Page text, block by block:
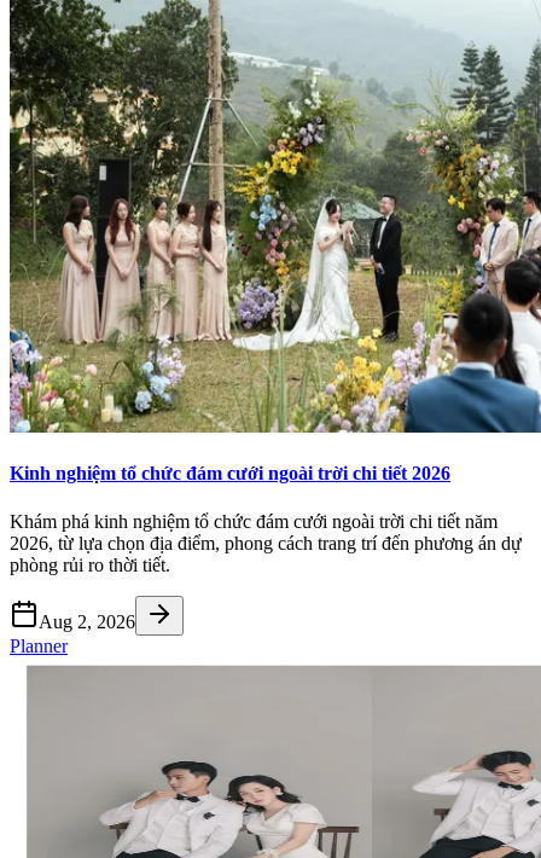
Kinh nghiệm tổ chức đám cưới ngoài trời chi tiết 2026
Khám phá kinh nghiệm tổ chức đám cưới ngoài trời chi tiết năm
2026, từ lựa chọn địa điểm, phong cách trang trí đến phương án dự
phòng rủi ro thời tiết.
Aug 2, 2026
Planner